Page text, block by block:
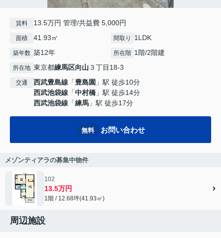
賃料 13.5万円 管理/共益費 5,000円
面積 41.93㎡ 間取り 1LDK
築年数 築12年 所在階 1階/2階建
所在地 東京都練馬区向山 ３丁目18-3
交通 西武豊島線 「豊島園 」駅 徒歩10分
西武池袋線 「中村橋 」駅 徒歩14分
西武池袋線 「練馬 」駅 徒歩17分
無料 お問い合わせ
メゾンティアラの募集中物件
102
13.5万円
1階 / 12.68坪(41.93㎡)
周辺施設